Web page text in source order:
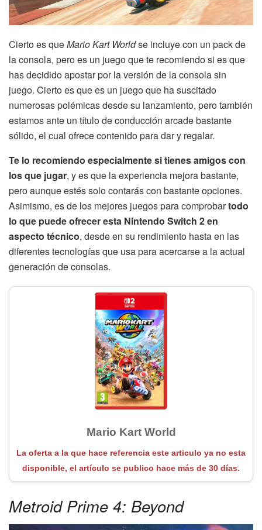
Cierto es queMario Kart Worldse incluye con un pack de
la consola, pero es un juego que te recomiendo si es que
has decidido apostar por la versión de la consola sin
juego. Cierto es que es un juego que ha suscitado
numerosas polémicas desde su lanzamiento, pero también
estamos ante un título de conducción arcade bastante
sólido, el cual ofrece contenido para dar y regalar.
Te lo recomiendo especialmente si tienes amigos con
los que jugar, y es que la experiencia mejora bastante,
pero aunque estés solo contarás con bastante opciones.
Asimismo, es de los mejores juegos para comprobartodo
lo que puede ofrecer esta Nintendo Switch 2 en
aspecto técnico, desde en su rendimiento hasta en las
diferentes tecnologías que usa para acercarse a la actual
generación de consolas.
Mario Kart World
La oferta a la que hace referencia este articulo ya no esta
disponible, el artículo se publico hace más de 30 días.
Metroid Prime 4: Beyond